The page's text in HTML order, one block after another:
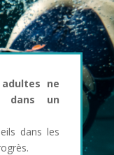
ne
dans un
dans les